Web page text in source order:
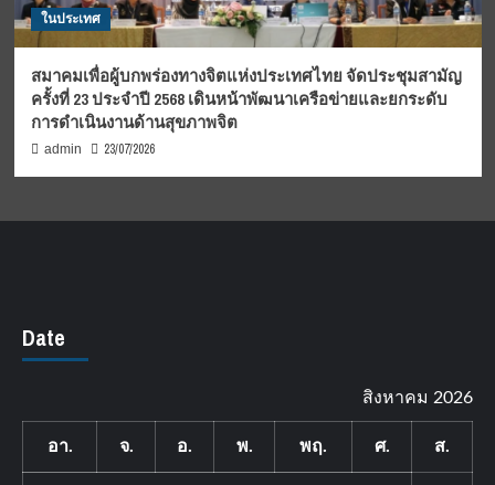
ในประเทศ
สมาคมเพื่อผู้บกพร่องทางจิตแห่งประเทศไทย จัดประชุมสามัญ
ครั้งที่ 23 ประจำปี 2568 เดินหน้าพัฒนาเครือข่ายและยกระดับ
การดำเนินงานด้านสุขภาพจิต
admin 23/07/2026
Date
สิงหาคม 2026
อา. จ. อ. พ. พฤ. ศ. ส.